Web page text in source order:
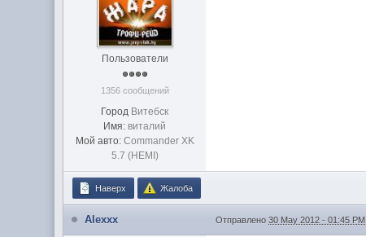
Пользователи
1356 сообщений
Город Витебск
Имя: виталий
Мой авто: Commander XK
5.7 (HEMI)
Наверх Жалоба
Alexxx Отправлено30 May 2012 - 01:45 PM